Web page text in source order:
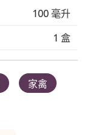
100 毫升
1 盒
家禽